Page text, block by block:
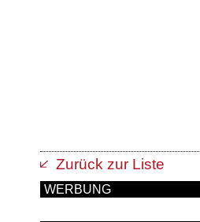
Zurück zur Liste
WERBUNG